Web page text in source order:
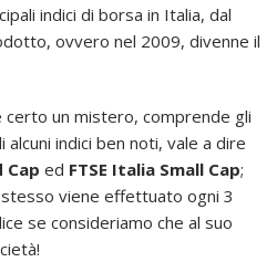
indici di borsa in Italia, dal
ovvero nel 2009, divenne il
certo un mistero, comprende gli
indici ben noti, vale a dire
Cap ed FTSE Italia Small Cap;
viene effettuato ogni 3
se consideriamo che al suo